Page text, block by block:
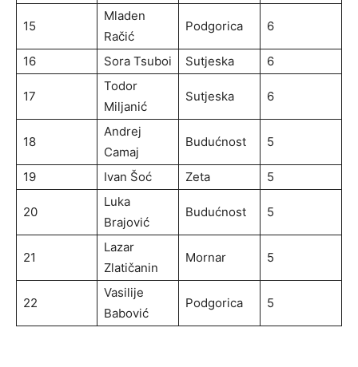
15
Mladen
Račić
Podgorica 6
16 Sora Tsuboi Sutjeska 6
17
Todor
Miljanić
Sutjeska 6
18
Andrej
Camaj
Budućnost 5
19 Ivan Šoć Zeta 5
20
Luka
Brajović
Budućnost 5
21
Lazar
Zlatičanin
Mornar 5
22
Vasilije
Babović
Podgorica 5